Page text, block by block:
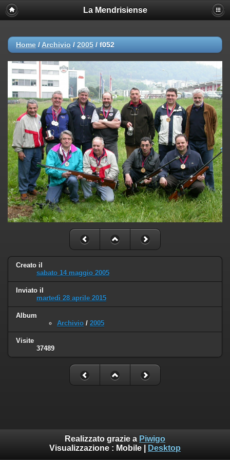
La Mendrisiense
Home / Archivio / 2005 / f052
Creato il
sabato 14 maggio 2005
Inviato il
martedì 28 aprile 2015
Album
Archivio / 2005
Visite
37489
Realizzato grazie a Piwigo
Visualizzazione : Mobile Desktop